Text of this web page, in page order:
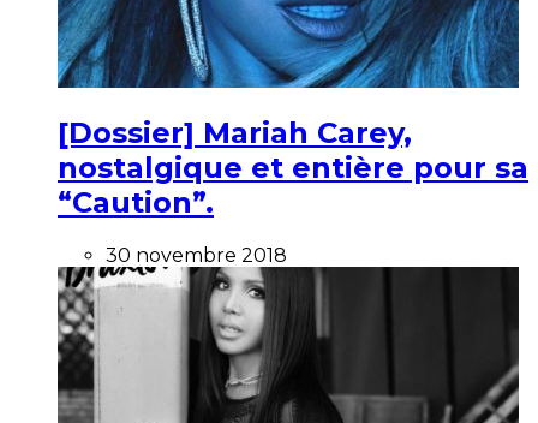
[Dossier] Mariah Carey,
nostalgique et entière pour sa
“Caution”.
30 novembre 2018